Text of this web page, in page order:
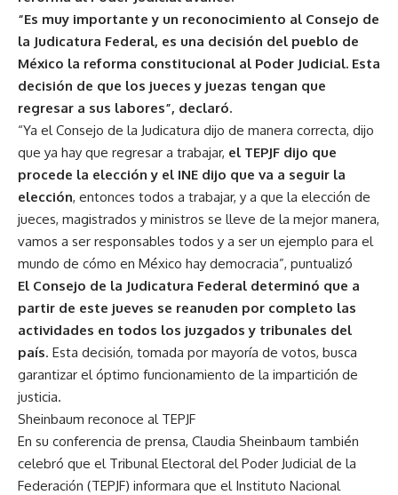
“Es muy importante y un reconocimiento al Consejo de
la Judicatura Federal, es una decisión del pueblo de
México la reforma constitucional al Poder Judicial. Esta
decisión de que los jueces y juezas tengan que
regresar a sus labores”, declaró.
“Ya el Consejo de la Judicatura dijo de manera correcta, dijo
que ya hay que regresar a trabajar, el TEPJF dijo que
procede la elección y el INE dijo que va a seguir la
elección, entonces todos a trabajar, y a que la elección de
jueces, magistrados y ministros se lleve de la mejor manera,
vamos a ser responsables todos y a ser un ejemplo para el
mundo de cómo en México hay democracia”, puntualizó
El Consejo de la Judicatura Federal determinó que a
partir de este jueves se reanuden por completo las
actividades en todos los juzgados y tribunales del
país. Esta decisión, tomada por mayoría de votos, busca
garantizar el óptimo funcionamiento de la impartición de
justicia.
Sheinbaum reconoce al TEPJF
En su conferencia de prensa, Claudia Sheinbaum también
celebró que el Tribunal Electoral del Poder Judicial de la
Federación (TEPJF) informara que el Instituto Nacional